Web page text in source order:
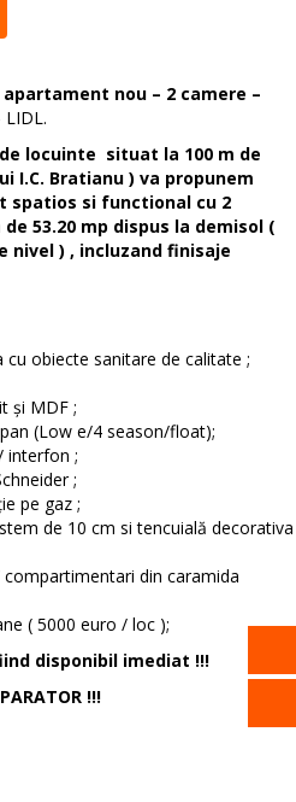
apartament nou – 2 camere –
locuinte situat la 100 m de
I.C. Bratianu ) va propunem
spatios si functional cu 2
53.20 mp dispus la demisol (
) , incluzand finisaje
obiecte sanitare de calitate ;
și MDF ;
(Low e/4 season/float);
interfon ;
;
pe gaz ;
de 10 cm si tencuială decorativa
compartimentari din caramida
( 5000 euro / loc );
disponibil imediat !!!
!!!